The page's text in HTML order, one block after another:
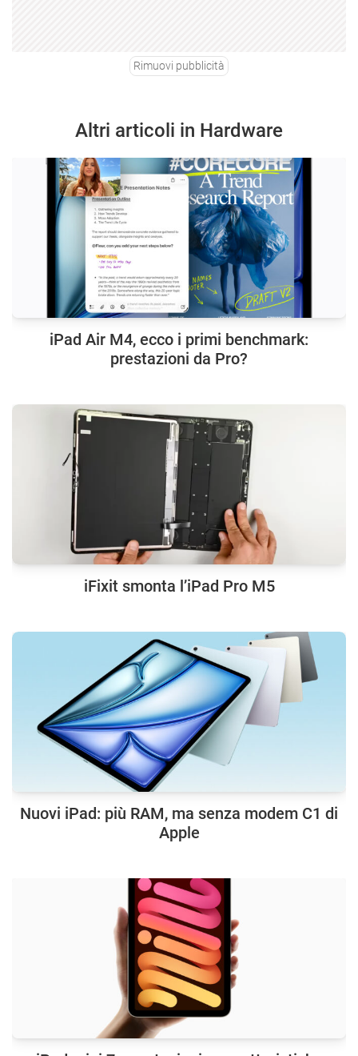
Rimuovi pubblicità
Altri articoli in Hardware
iPad Air M4, ecco i primi benchmark:
prestazioni da Pro?
iFixit smonta l’iPad Pro M5
Nuovi iPad: più RAM, ma senza modem C1 di
Apple